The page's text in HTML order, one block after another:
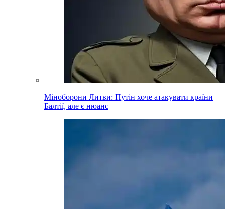
Міноборони Литви: Путін хоче атакувати країни
Балтії, але є нюанс